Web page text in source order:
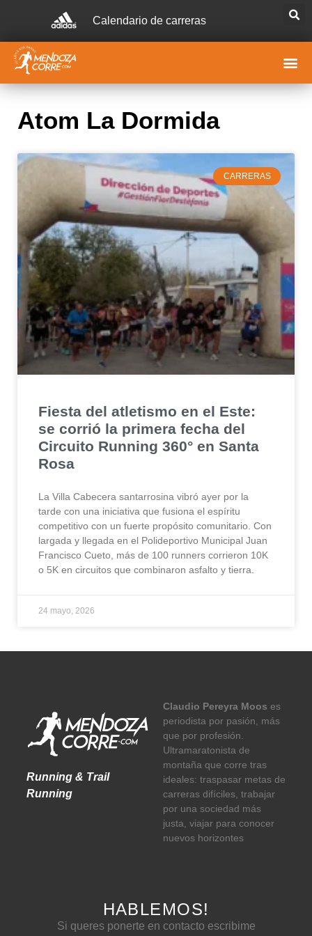
Calendario de carreras
Atom La Dormida
CARRERAS
Fiesta del atletismo en el Este:
se corrió la primera fecha del
Circuito Running 360° en Santa
Rosa
La Villa Cabecera santarrosina vibró ayer por la
tarde con una iniciativa que fusiona el espíritu
competitivo con un fuerte propósito comunitario. Con
largada y llegada en el Polideportivo Municipal Juan
Francisco Cueto, más de 100 runners corrieron 10K
o 5K en circuitos que combinaron asfalto y tierra.
24 mayo, 2026
Running & Trail
Running
Claudio Pereyra Moos es
periodista por pasión, más
que por profesión.
Ultramaratonista de
montaña que corre tras
ideales: traspasar metas de
carreras difíciles, trabajar
por una sociedad más
justa, viajar para conocer
nuevos horizontes
HABLEMOS!
Si queres ponerte en contacto escribime